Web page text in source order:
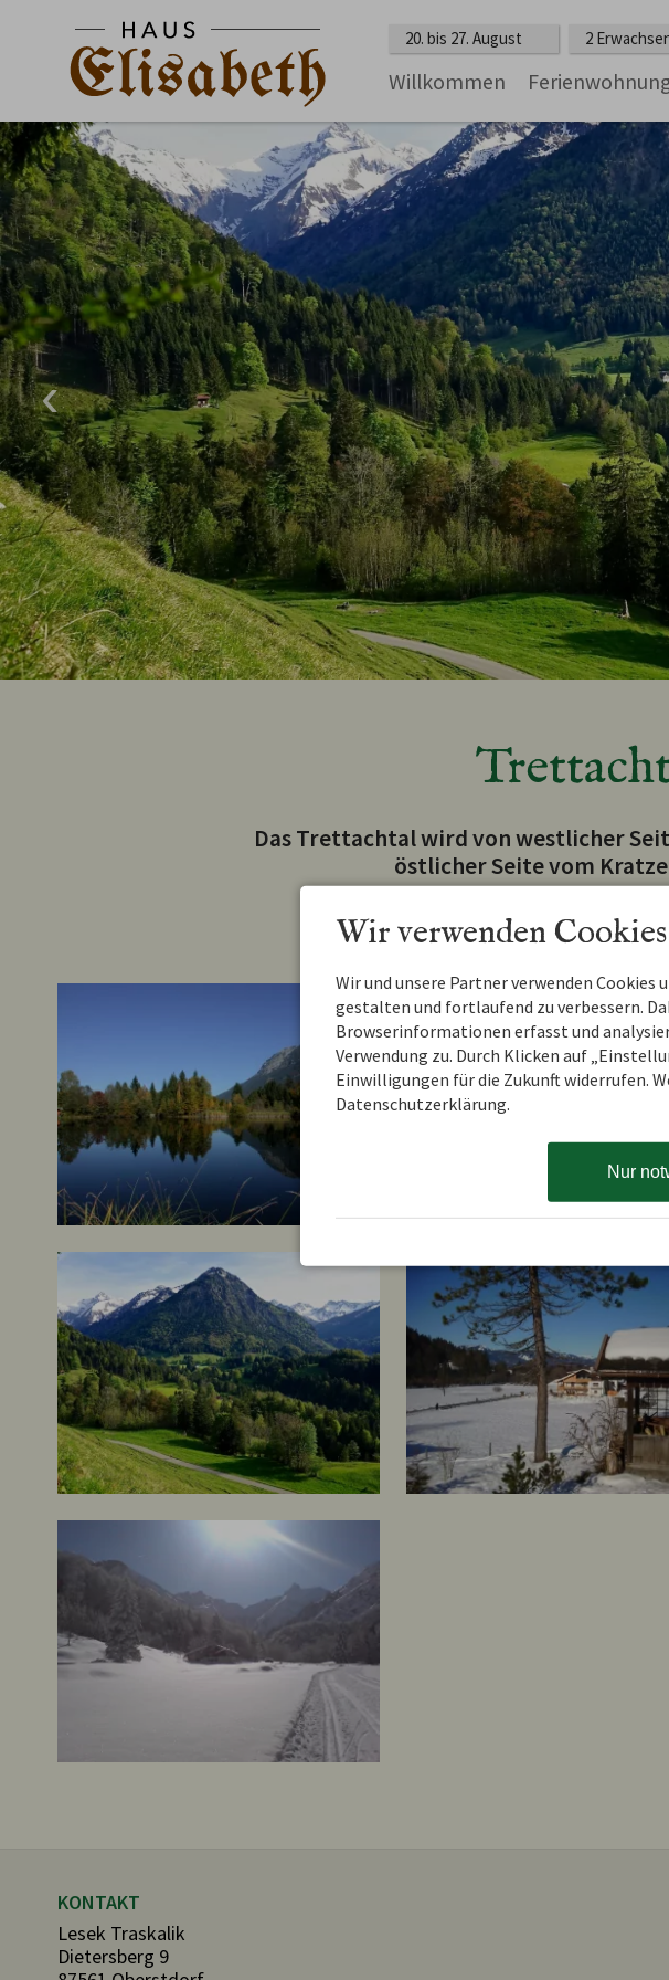
20. bis 27. August 2
Willkommen
Das Trettachtal wird von westlicher
östlicher Seite vom
KONTAKT
Lesek Traskalik
Dietersberg 9
Wir verwenden
Wir und unsere Partner verwenden
gestalten und fortlaufend zu verbessern.
Browserinformationen erfasst und
Verwendung zu. Durch Klicken auf
Einwilligungen für die Zukunft widerrufen.
Datenschutzerklärung.
Nur